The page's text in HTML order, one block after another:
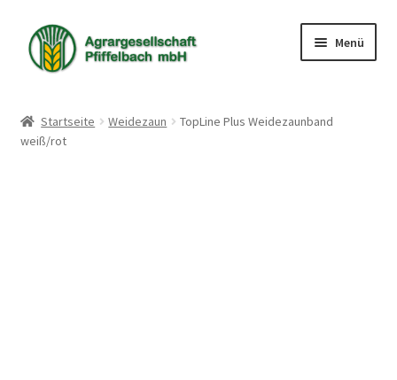
Zur
Navigation
springen
Zum
Inhalt
springen
Menü
Warenkorb
Startseite Weidezaun
TopLine Plus Weidezaunband
weiß/rot